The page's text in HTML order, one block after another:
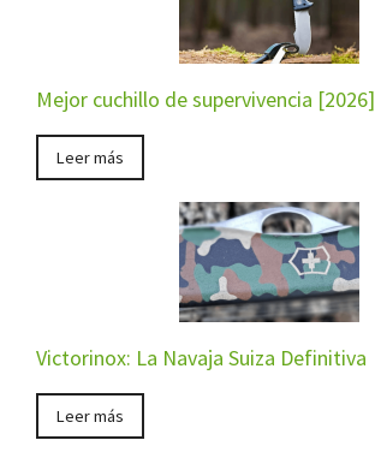
Mejor cuchillo de supervivencia [2026]
Leer más
Victorinox: La Navaja Suiza Definitiva
Leer más